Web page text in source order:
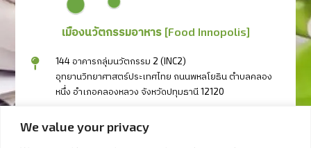
We value your privacy
เมืองนวัตกรรมอาหาร [Food Innopolis]
144 อาคารกลุ่มนวัตกรรม 2 (INC2)
อุทยานวิทยาศาสตร์ประเทศไทย ถนนพหลโยธิน ตำบลคลอง
หนึ่ง อำเภอคลองหลวง จังหวัดปทุมธานี 12120
094-3404333